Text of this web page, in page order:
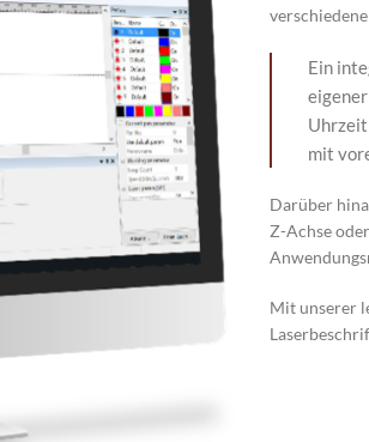
Ein
mit
Darüber
Z-Achse
Mit unserer